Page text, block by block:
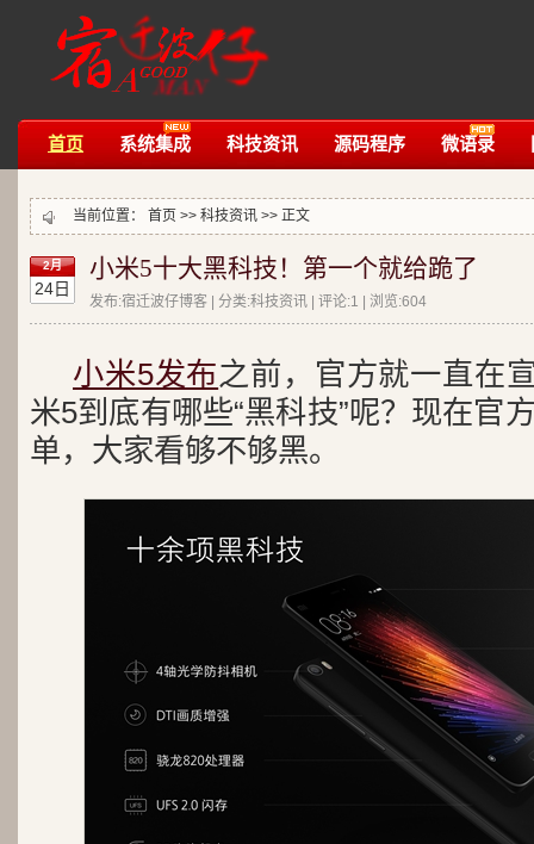
首页 系统集成 科技资讯 源码程序 微语录
当前位置： 首页 >> 科技资讯 >> 正文
2月
24日
小米5十大黑科技！第一个就给跪了
发布:宿迁波仔博客 | 分类:科技资讯 | 评论:1 | 浏览:604
小米5发布之前，官方就一直在
米5到底有哪些“黑科技”呢？现在官
单，大家看够不够黑。